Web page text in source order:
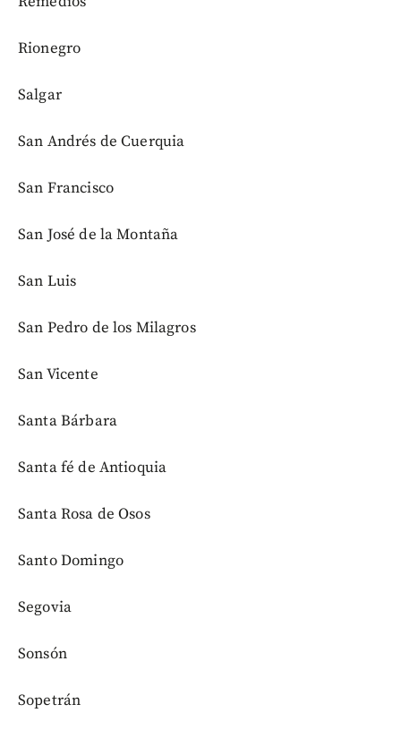
Rionegro
Salgar
San Andrés de Cuerquia
San Francisco
San José de la Montaña
San Luis
San Pedro de los Milagros
San Vicente
Santa Bárbara
Santa fé de Antioquia
Santa Rosa de Osos
Santo Domingo
Segovia
Sonsón
Sopetrán